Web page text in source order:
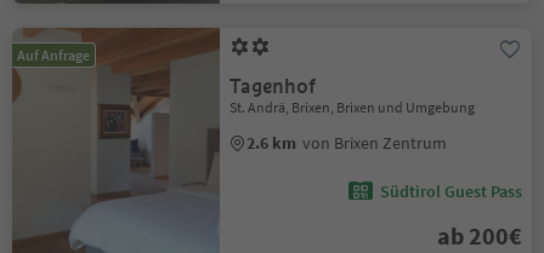
Auf Anfrage
Tagenhof
St. Andrä, Brixen, Brixen und Umgebung
2.6 km von Brixen Zentrum
Südtirol Guest Pass
ab 200€